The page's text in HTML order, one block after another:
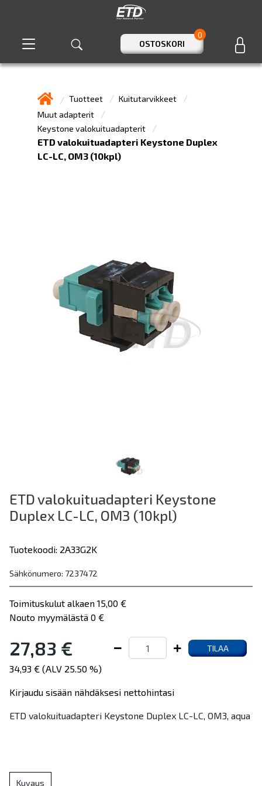
OSTOSKORI
0
Tuotteet
Kuitutarvikkeet
Muut adapterit
Keystone valokuituadapterit
ETD valokuituadapteri Keystone Duplex
LC-LC, OM3 (10kpl)
ETD valokuituadapteri Keystone
Duplex LC-LC, OM3 (10kpl)
Tuotekoodi: 2A33G2K
Sähkönumero: 7237472
Toimituskulut alkaen 15,00 €
Nouto myymälästä 0 €
27,83 € TILAA
34,93 € (ALV 25.50 %)
Kirjaudu sisään nähdäksesi nettohintasi
ETD valokuituadapteri Keystone Duplex LC-LC, OM3, aqua
Kuvaus